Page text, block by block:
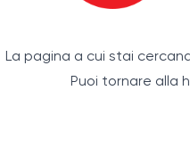
La pagina a cui stai
Puoi tornare alla